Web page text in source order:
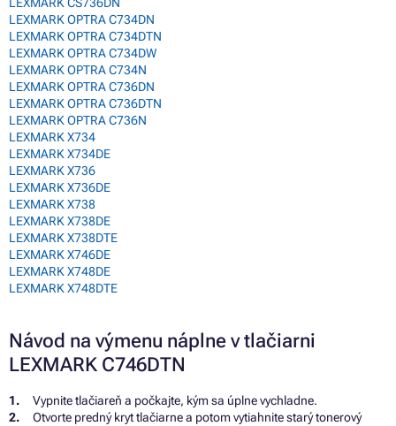
LEXMARK CS736DN
LEXMARK OPTRA C734DN
LEXMARK OPTRA C734DTN
LEXMARK OPTRA C734DW
LEXMARK OPTRA C734N
LEXMARK OPTRA C736DN
LEXMARK OPTRA C736DTN
LEXMARK OPTRA C736N
LEXMARK X734
LEXMARK X734DE
LEXMARK X736
LEXMARK X736DE
LEXMARK X738
LEXMARK X738DE
LEXMARK X738DTE
LEXMARK X746DE
LEXMARK X748DE
LEXMARK X748DTE
Návod na výmenu náplne v tlačiarni
LEXMARK C746DTN
Vypnite tlačiareň a počkajte, kým sa úplne vychladne.
Otvorte predný kryt tlačiarne a potom vytiahnite starý tonerový